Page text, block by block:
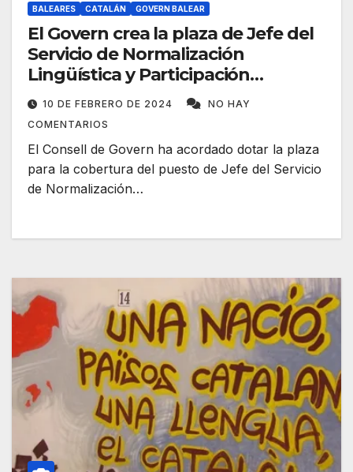
BALEARES CATALÁN GOVERN BALEAR
El Govern crea la plaza de Jefe del
Servicio de Normalización
Lingüística y Participación
Educativa
10 DE FEBRERO DE 2024
NO HAY
COMENTARIOS
El Consell de Govern ha acordado dotar la plaza
para la cobertura del puesto de Jefe del Servicio
de Normalización…